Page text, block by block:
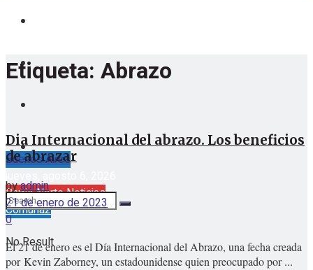
Buenos Aires
Barrio Norte Noticias
Comuna2
No Result
Etiqueta: Abrazo
Dia Internacional del abrazo. Los beneficios
de abrazar
byadmin
21 de enero de 2023
0
El 21 de enero es el Día Internacional del Abrazo, una fecha creada
por Kevin Zaborney, un estadounidense quien preocupado por ...